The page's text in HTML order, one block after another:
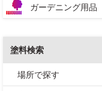
ガーデニング用品
塗料検索
場所で探す